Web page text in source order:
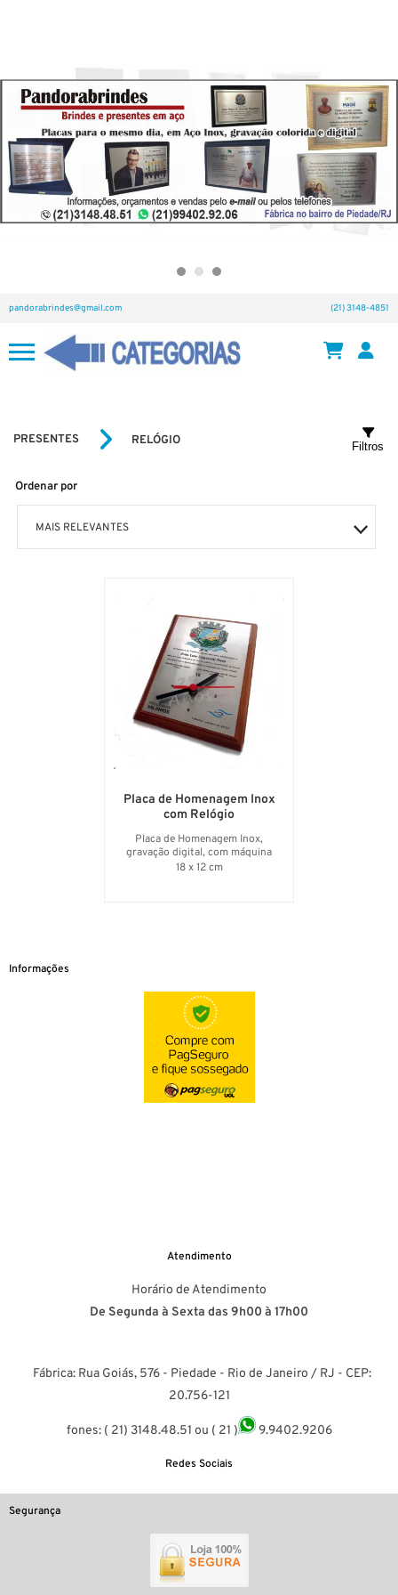
pandorabrindes@gmail.com (21) 3148-4851
PRESENTES RELÓGIO
Ordenar por
MAIS RELEVANTES
Filtros
Placa de Homenagem Inox,
gravação digital, com máquina
relógio
18 x 12 cm
Placa de Homenagem Inox
com Relógio
Informações
Atendimento
Horário de Atendimento
De Segunda à Sexta das 9h00 à 17h00
Fábrica: Rua Goiás, 576 - Piedade - Rio de Janeiro / RJ - CEP:
20.756-121
fones: ( 21) 3148.48.51 ou ( 21 ) 9.9402.9206
Redes Sociais
Segurança